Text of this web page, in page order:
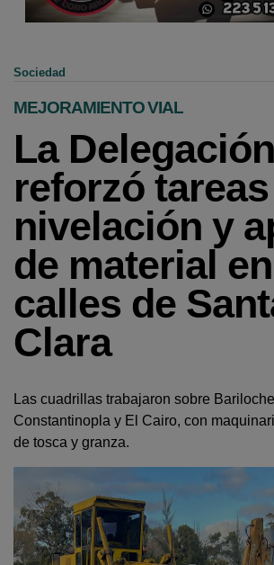
Sociedad
MEJORAMIENTO VIAL
La Delegación
reforzó
nivelación y
de material en
calles de
Clara
Las cuadrillas trabajaron sobre
Constantinopla y El Cairo, con
de tosca y granza.